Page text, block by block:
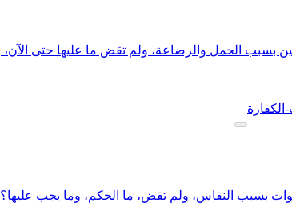
بسبب الحمل والرضاعة، ولم تقض ما عليها حتى